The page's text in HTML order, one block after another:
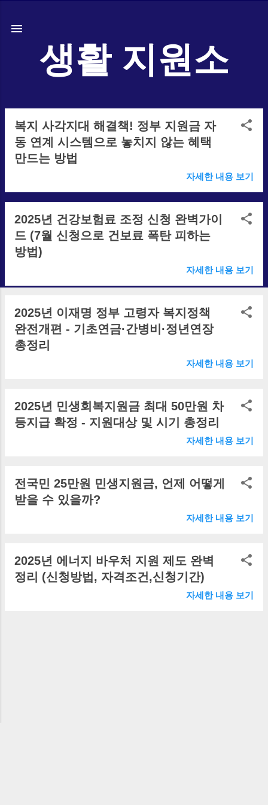
생활 지원소
글복지 사각지대 해결책! 정부 지원금 자
동 연계 시스템으로 놓치지 않는 혜택
만드는 방법
자세한 내용 보기
2025년 건강보험료 조정 신청 완벽가이
드 (7월 신청으로 건보료 폭탄 피하는
방법)
자세한 내용 보기
2025년 이재명 정부 고령자 복지정책
완전개편 - 기초연금·간병비·정년연장
총정리
자세한 내용 보기
2025년 민생회복지원금 최대 50만원 차
등지급 확정 - 지원대상 및 시기 총정리
자세한 내용 보기
전국민 25만원 민생지원금, 언제 어떻게
받을 수 있을까?
자세한 내용 보기
2025년 에너지 바우처 지원 제도 완벽
정리 (신청방법, 자격조건,신청기간)
자세한 내용 보기